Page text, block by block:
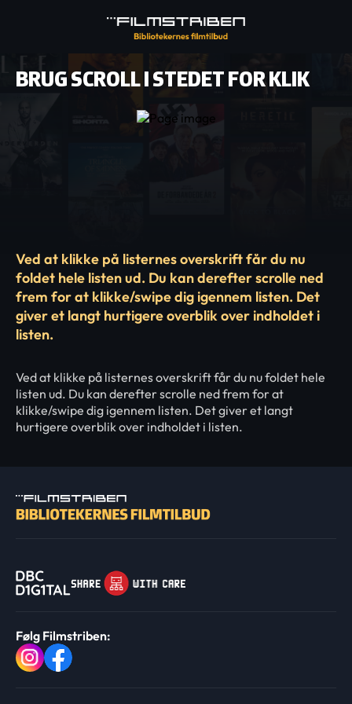
BRUG SCROLL I STEDET FOR KLIK
Ved at klikke på listernes overskrift får du nu
foldet hele listen ud. Du kan derefter scrolle ned
frem for at klikke/swipe dig igennem listen. Det
giver et langt hurtigere overblik over indholdet i
listen.
Ved at klikke på listernes overskrift får du nu foldet hele
listen ud. Du kan derefter scrolle ned frem for at
klikke/swipe dig igennem listen. Det giver et langt
hurtigere overblik over indholdet i listen.
Følg Filmstriben: